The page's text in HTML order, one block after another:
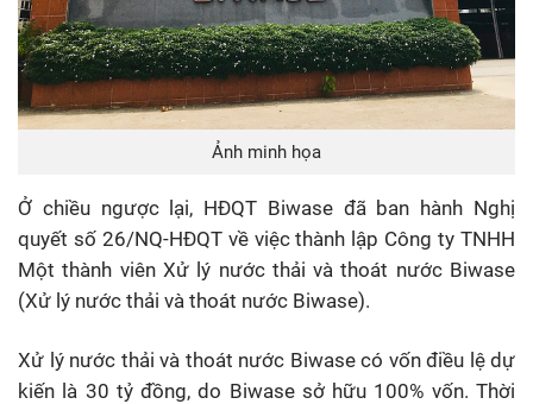
Ảnh minh họa
Ở chiều ngược lại, HĐQT Biwase đã ban hành Nghị
quyết số 26/NQ-HĐQT về việc thành lập Công ty TNHH
Một thành viên Xử lý nước thải và thoát nước Biwase
(Xử lý nước thải và thoát nước Biwase).
Xử lý nước thải và thoát nước Biwase có vốn điều lệ dự
kiến là 30 tỷ đồng, do Biwase sở hữu 100% vốn. Thời